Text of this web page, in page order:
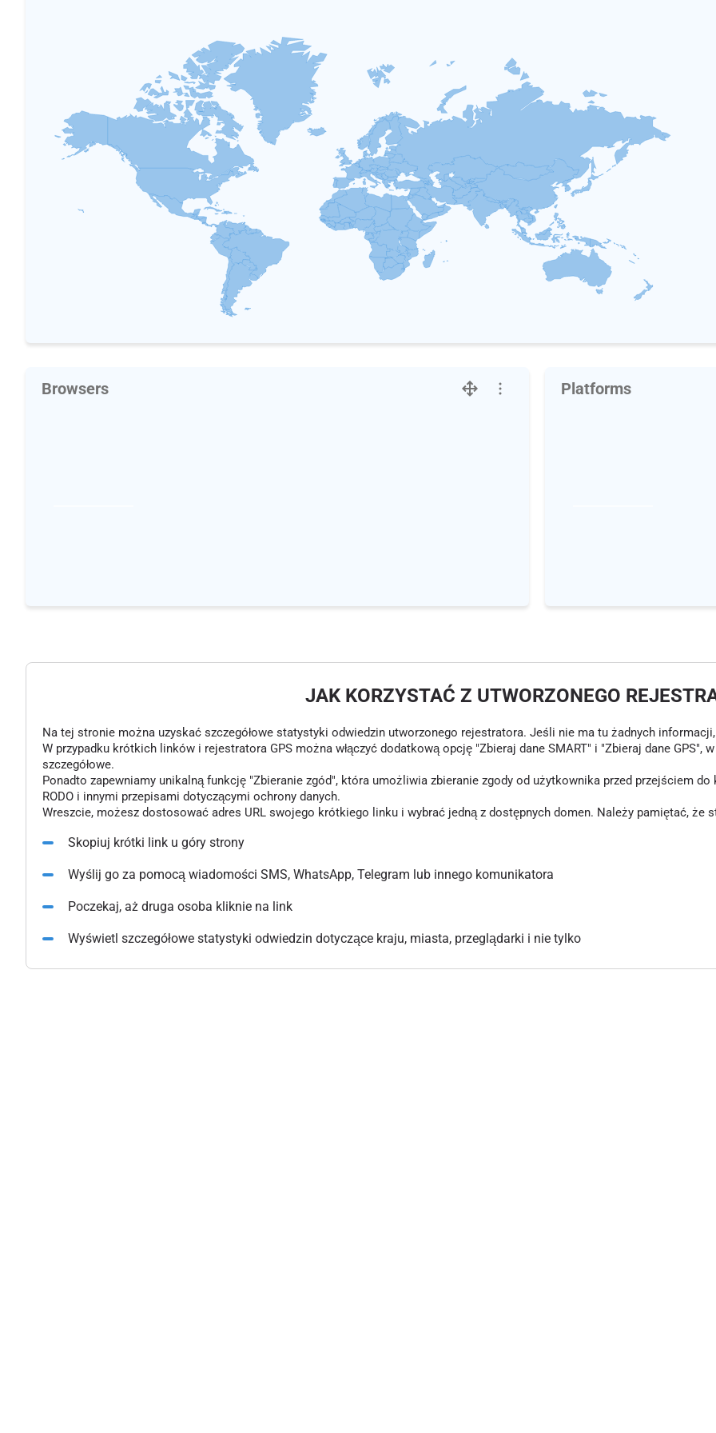
Browsers Platforms
JAK KORZYSTAĆ Z UTWORZONEGO
Na tej stronie można uzyskać szczegółowe statystyki odwiedzin utworzonego rejestratora. Jeśli nie ma tu żadnych
W przypadku krótkich linków i rejestratora GPS można włączyć dodatkową opcję "Zbieraj dane SMART" i "Zbieraj dane GPS",
szczegółowe.
Ponadto zapewniamy unikalną funkcję "Zbieranie zgód", która umożliwia zbieranie zgody od użytkownika przed przejściem
RODO i innymi przepisami dotyczącymi ochrony danych.
Wreszcie, możesz dostosować adres URL swojego krótkiego linku i wybrać jedną z dostępnych domen. Należy pamiętać, że
Skopiuj krótki link u góry strony
Wyślij go za pomocą wiadomości SMS, WhatsApp, Telegram lub innego komunikatora
Poczekaj, aż druga osoba kliknie na link
Wyświetl szczegółowe statystyki odwiedzin dotyczące kraju, miasta, przeglądarki i nie tylko